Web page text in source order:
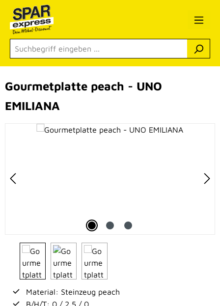
Zum Hauptinhalt springen
Bildergalerie überspringen
Gourmetplatte peach - UNO
EMILIANA
Material: Steinzeug peach
B/H/T: 0 / 2,5 / 0